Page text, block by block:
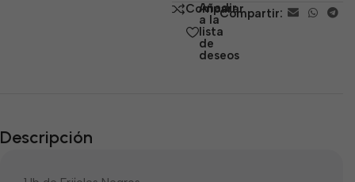
5 Comparar
Añadir
a la
lista
de
deseos
Compartir:
Descripción